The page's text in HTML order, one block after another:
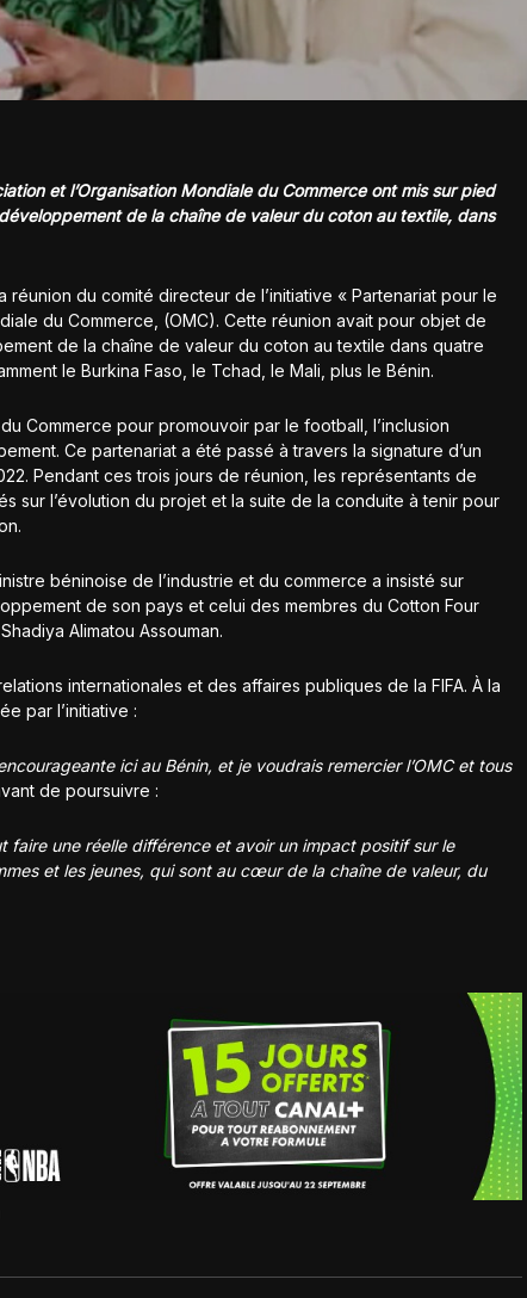
et l’Organisation Mondiale du Commerce ont mis sur pied
de la chaîne de valeur du coton au textile, dans
du comité directeur de l’initiative « Partenariat pour le
du Commerce, (OMC). Cette réunion avait pour objet de
de la chaîne de valeur du coton au textile dans quatre
le Burkina Faso, le Tchad, le Mali, plus le Bénin.
Commerce pour promouvoir par le football, l’inclusion
Ce partenariat a été passé à travers la signature d’un
Pendant ces trois jours de réunion, les représentants de
sur l’évolution du projet et la suite de la conduite à tenir pour
béninoise de l’industrie et du commerce a insisté sur
de son pays et celui des membres du Cotton Four
Alimatou Assouman.
internationales et des affaires publiques de la FIFA. À la
par l’initiative :
ici au Bénin, et je voudrais remercier l’OMC et tous
de poursuivre :
une réelle différence et avoir un impact positif sur le
et les jeunes, qui sont au cœur de la chaîne de valeur, du